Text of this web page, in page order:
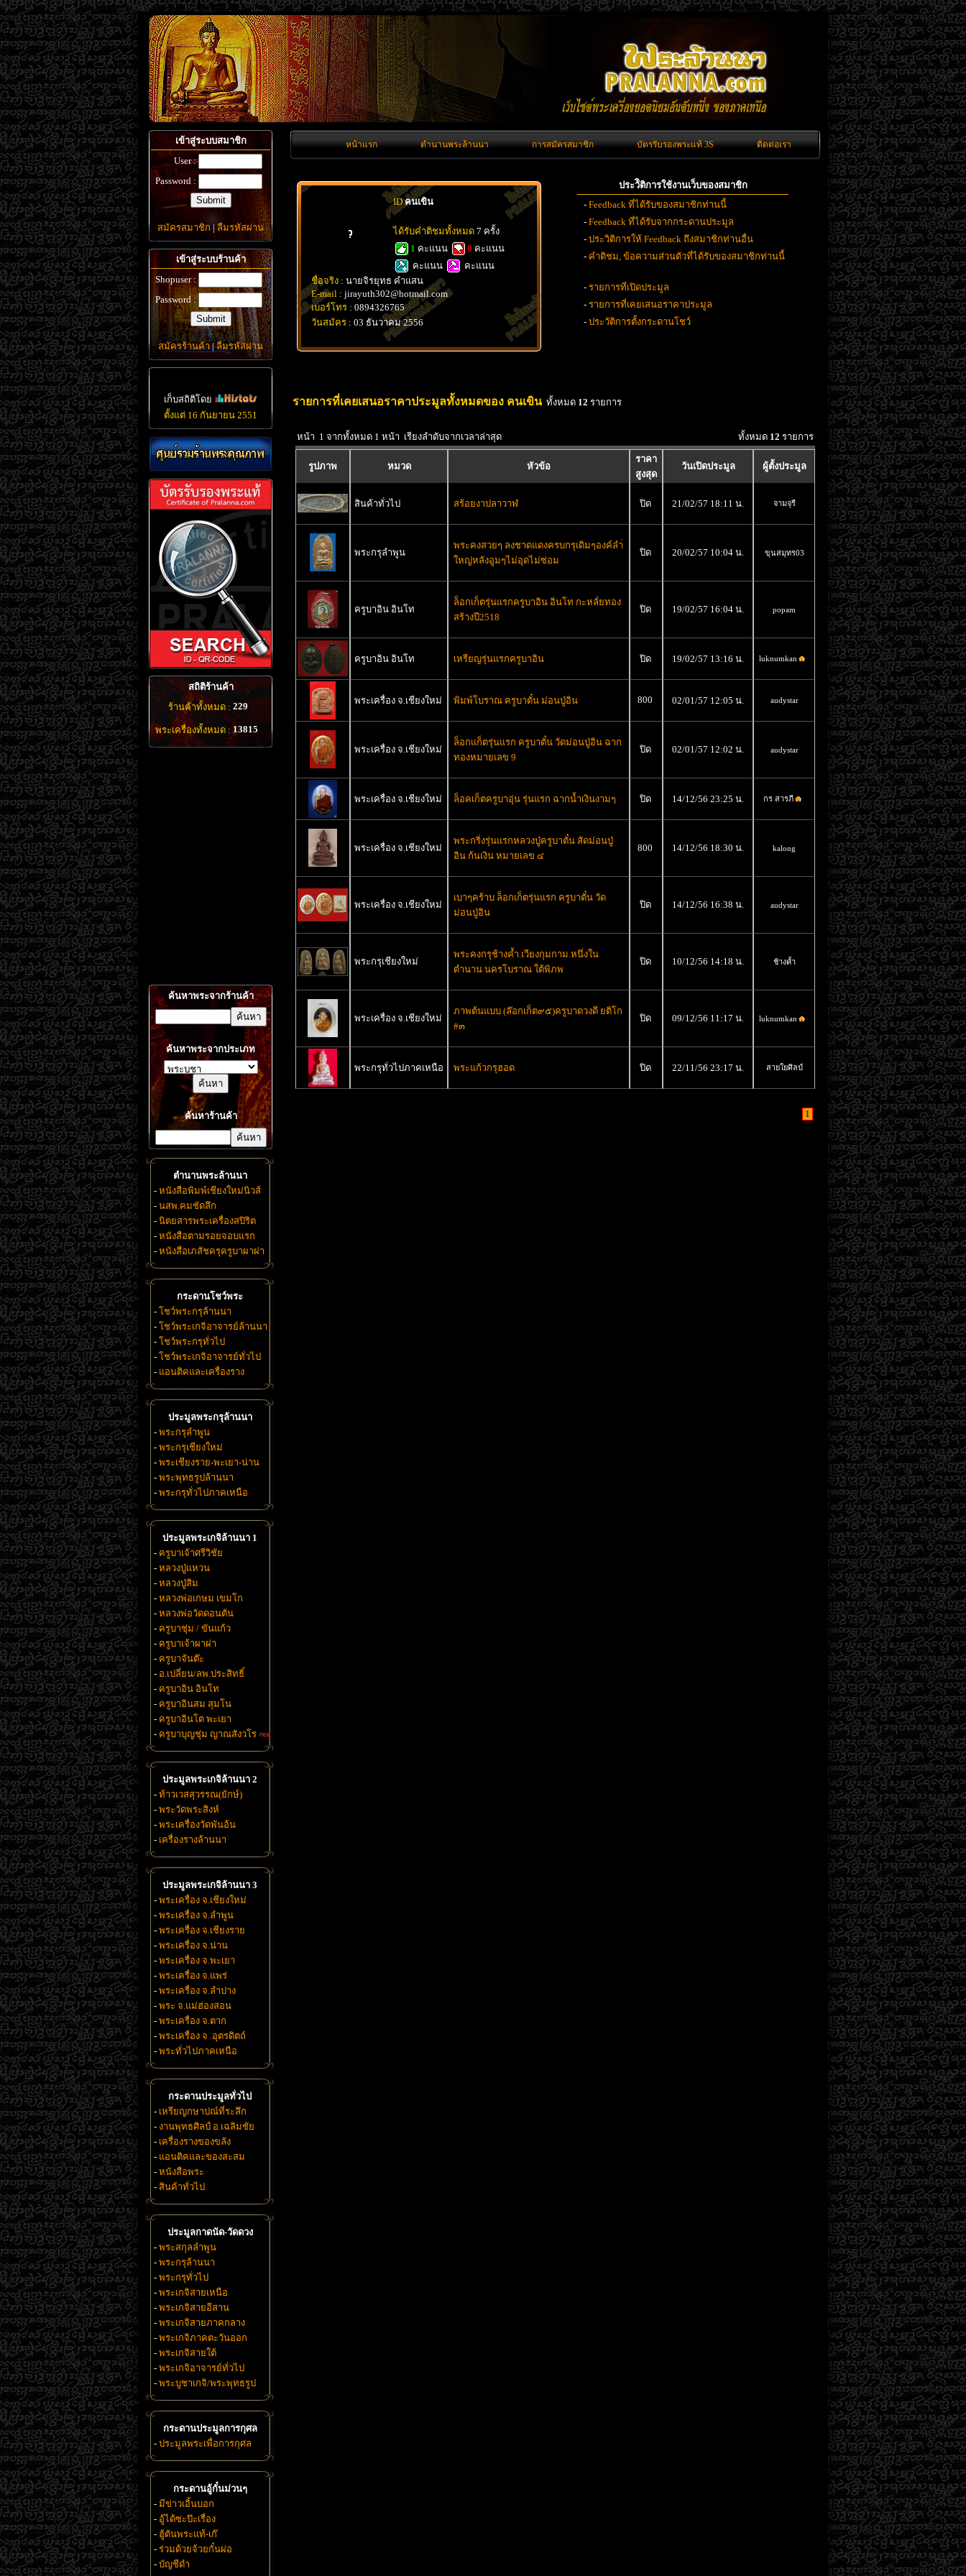
เข้าสู่ระบบสมาชิก
User :
Password :
สมัครสมาชิก|ลืมรหัสผ่าน
เข้าสู่ระบบร้านค้า
Shopuser :
Password :
สมัครร้านค้า|ลืมรหัสผ่าน
เก็บสถิติโดย
ตั้งแต่ 16 กันยายน 2551
สถิติร้านค้า
ร้านค้าทั้งหมด : 229
พระเครื่องทั้งหมด : 13815
ค้นหาพระจากร้านค้า
ค้นหาพระจากประเภท
ค้นหาร้านค้า
ตำนานพระล้านนา
- หนังสือพิมพ์เชียงใหม่นิวส์
- นสพ.คมชัดลึก
- นิตยสารพระเครื่องสปิริต
- หนังสือตามรอยจอบแรก
- หนังสือเภสัชครุครูบาผาผ่า
กระดานโชว์พระ
- โชว์พระกรุล้านนา
- โชว์พระเกจิอาจารย์ล้านนา
- โชว์พระกรุทั่วไป
- โชว์พระเกจิอาจารย์ทั่วไป
- แอนติคและเครื่องราง
ประมูลพระกรุล้านนา
- พระกรุลำพูน
- พระกรุเชียงใหม่
- พระเชียงราย-พะเยา-น่าน
- พระพุทธรูปล้านนา
- พระกรุทั่วไปภาคเหนือ
ประมูลพระเกจิล้านนา 1
- ครูบาเจ้าศรีวิชัย
- หลวงปู่แหวน
- หลวงปู่สิม
- หลวงพ่อเกษม เขมโก
- หลวงพ่อวัดดอนตัน
- ครูบาชุ่ม / ขันแก้ว
- ครูบาเจ้าผาผ่า
- ครูบาจันต๊ะ
- อ.เปลี่ยน/ลพ.ประสิทธิ์
- ครูบาอิน อินโท
- ครูบาอินสม สุมโน
- ครูบาอินโต พะเยา
- ครูบาบุญชุ่ม ญาณสังวโร
ประมูลพระเกจิล้านนา 2
- ท้าวเวสสุวรรณ(ยักษ์)
- พระวัดพระสิงห์
- พระเครื่องวัดพันอ้น
- เครื่องรางล้านนา
ประมูลพระเกจิล้านนา 3
- พระเครื่อง จ.เชียงใหม่
- พระเครื่อง จ.ลำพูน
- พระเครื่อง จ.เชียงราย
- พระเครื่อง จ.น่าน
- พระเครื่อง จ.พะเยา
- พระเครื่อง จ.แพร่
- พระเครื่อง จ.ลำปาง
- พระ จ.แม่ฮ่องสอน
- พระเครื่อง จ.ตาก
- พระเครื่อง จ .อุตรดิตถ์
- พระทั่วไปภาคเหนือ
กระดานประมูลทั่วไป
- เหรียญกษาปณ์ที่ระลึก
- งานพุทธศิลป์ อ.เฉลิมชัย
- เครื่องรางของขลัง
- แอนติคและของสะสม
- หนังสือพระ
- สินค้าทั่วไป
ประมูลกาดนัด-วัดดวง
- พระสกุลลำพูน
- พระกรุล้านนา
- พระกรุทั่วไป
- พระเกจิสายเหนือ
- พระเกจิสายอีสาน
- พระเกจิสายภาคกลาง
- พระเกจิภาคตะวันออก
- พระเกจิสายใต้
- พระเกจิอาจารย์ทั่วไป
- พระบูชาเกจิ/พระพุทธรูป
กระดานประมูลการกุศล
- ประมูลพระเพื่อการกุศล
กระดานอู้กั๋นม่วนๆ
- มีข่าวเอิ้นบอก
- อู้ได้ซะป๊ะเรื่อง
- ฮู้ตันพระแท้-เก๊
- ร่วมด้วยจ้วยกั๋นผ่อ
- บัญชีดำ
หน้าแรก ตำนานพระล้านนา การสมัครสมาชิก บัตรรับรองพระแท้ 3S ติดต่อเรา
ID คนเขิน
ได้รับคำติชมทั้งหมด 7 ครั้ง
1 คะแนน 0 คะแนน
คะแนน
คะแนน
ชื่อจริง : นายจิรยุทธ คำแสน
E-mail : jirayuth302@hotmail.com
เบอร์โทร : 0894326765
วันสมัคร : 03 ธันวาคม 2556
ประวัิติการใช้งานเว็บของสมาชิก
- Feedback ที่ได้รับของสมาชิกท่านนี้
- Feedback ที่ได้รับจากกระดานประมูล
- ประวิติการให้ Feedback ถึงสมาชิกท่านอื่น
- คำติชม, ข้อความส่วนตัวที่ได้รับของสมาชิกท่านนี้
- รายการที่เปิดประมูล
- รายการที่เคยเสนอราคาประมูล
- ประวัติการตั้งกระดานโชว์
รายการที่เคยเสนอราคาประมูลทั้งหมดของ คนเขินทั้งหมด 12 รายการ
หน้า 1 จากทั้งหมด 1 หน้า เรียงลำดับจากเวลาล่าสุด ทั้งหมด 12 รายการ
รูปภาพ หมวด หัวข้อ
ราคา
สูงสุด
วันเปิดประมูล ผู้ตั้งประมูล
สินค้าทั่วไป สร้อยงาปลาวาฬ ปิด 21/02/57 18:11 น. จามจุรี
พระกรุลำพูน
พระคงสวยๆ ลงชาดแดงครบกรุเดิมๆองค์ลำ่
ใหญ่หลังอูมๆไม่อุดไม่ซ่อม
ปิด 20/02/57 10:04 น. ขุนสมุทร03
ครูบาอิน อินโท
ล็อกเก็ตรุ่นแรกครูบาอิน อินโท กะหลั่ยทอง
สร้างปี2518
ปิด 19/02/57 16:04 น. popam
ครูบาอิน อินโท เหรียญรุ่นแรกครูบาอิน ปิด 19/02/57 13:16 น. luknumkan
พระเครื่อง จ.เชียงใหม่ พิมพ์โบราณ ครูบาตั๋น ม่อนปู่อิน 800 02/01/57 12:05 น. audystar
พระเครื่อง จ.เชียงใหม่
ล็อกเเก็ตรุ่นแรก ครูบาตั๋น วัดม่อนปู่อิน ฉาก
ทองหมายเลข 9
ปิด 02/01/57 12:02 น. audystar
พระเครื่อง จ.เชียงใหม่ ล็อคเก็ตครูบาอุ่น รุ่นแรก ฉากน้ำเงินงามๆ ปิด 14/12/56 23:25 น. กร สารภี
พระเครื่อง จ.เชียงใหม่
พระกริ่งรุ่นแรกหลวงปู่ครูบาตั๋น สัดม่อนปู่
อิน ก้นเงิน หมายเลข ๔
800 14/12/56 18:30 น. kalong
พระเครื่อง จ.เชียงใหม่
เบาๆคร้าบ ล็อกเก็ตรุ่นแรก ครูบาตั๋น วัด
ม่อนปู่อิน
ปิด 14/12/56 16:38 น. audystar
พระกรุเชียงใหม่
พระคงกรุช้างค้ำ.เวียงกุมกาม.หนึ่งใน
ตำนาน นครโบราณ ใต้พิภพ
ปิด 10/12/56 14:18 น. ช้างค้ำ
พระเครื่อง จ.เชียงใหม่
ภาพต้นแบบ (ล๊อกเก็ต๙๕)ครูบาดวงดี ยติโก
#๓
ปิด 09/12/56 11:17 น. luknumkan
พระกรุทั่วไปภาคเหนือ พระแก้วกรุฮอด ปิด 22/11/56 23:17 น. สายใยศิลป์
1